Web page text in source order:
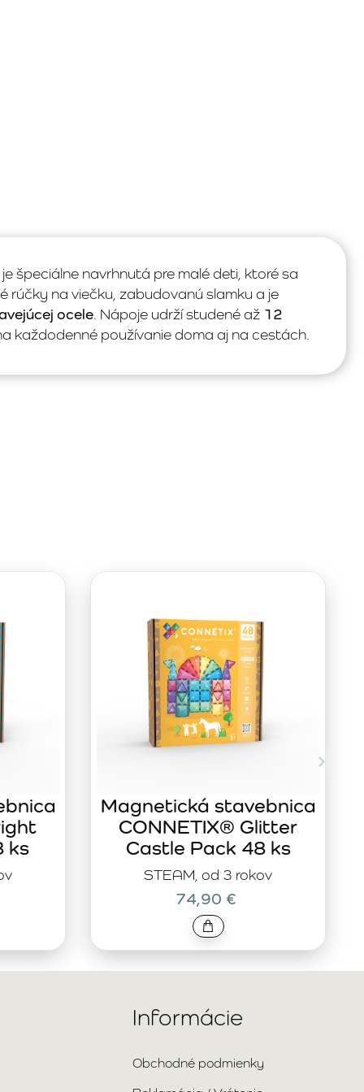
je špeciálne navrhnutá pre malé deti, ktoré sa
na viečku, zabudovanú slamku a je
ocele. Nápoje udrží studené až 12
každodenné používanie doma aj na cestách.
ks
STEAM, od 3 rokov
Magnetická stavebnica
CONNETIX® Glitter
Castle Pack 48 ks
74,90 €
Informácie
Obchodné podmienky